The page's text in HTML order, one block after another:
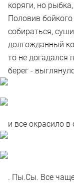
коряги, но
Половив
собираться,
долгожданный
то не догадался
берег -
и все окрасило в
. Пы.Сы. Все